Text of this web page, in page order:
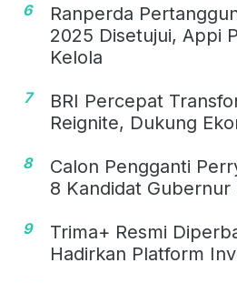
6
Ranperda
2025 Disetujui, Appi
Kelola
7
BRI Percepat
Reignite, Dukung
8
Calon Pengganti
8 Kandidat Gubernur
9
Trima+ Resmi
Hadirkan Platform